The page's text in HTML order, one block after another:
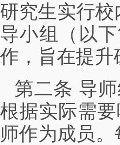
研究生实行校
导小组（以
作，旨在提
第二条 导
根据实际需
师作为成员